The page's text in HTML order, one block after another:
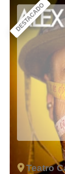
DESTACADO
Teatro